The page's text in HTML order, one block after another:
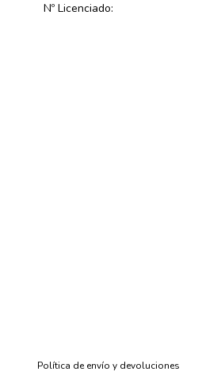
Nº Licenciado:
Política de envío y devoluciones